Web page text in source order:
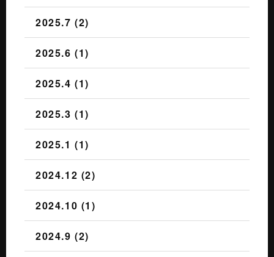
2025.7 (2)
2025.6 (1)
2025.4 (1)
2025.3 (1)
2025.1 (1)
2024.12 (2)
2024.10 (1)
2024.9 (2)